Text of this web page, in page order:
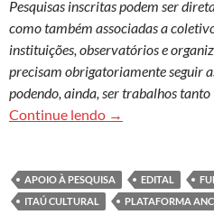
Pesquisas inscritas podem ser
como também associadas a
instituições, observatórios e
precisam obrigatoriamente seguir
podendo, ainda, ser trabalhos
Continue lendo Projeto vai
→
APOIO À PESQUISA EDITAL
ITAÚ CULTURAL
PLATAFORMA